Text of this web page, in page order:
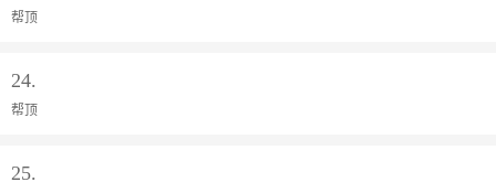
帮顶
24.
帮顶
25.